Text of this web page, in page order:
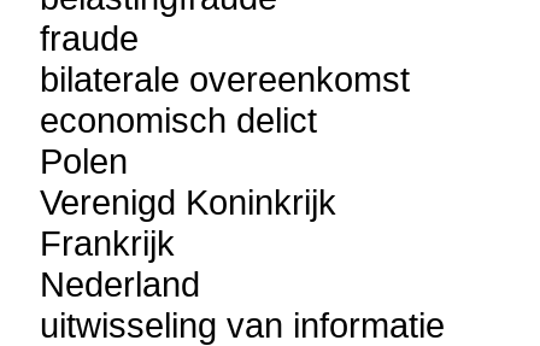
fraude
bilaterale overeenkomst
economisch delict
Polen
Verenigd Koninkrijk
Frankrijk
Nederland
uitwisseling van informatie